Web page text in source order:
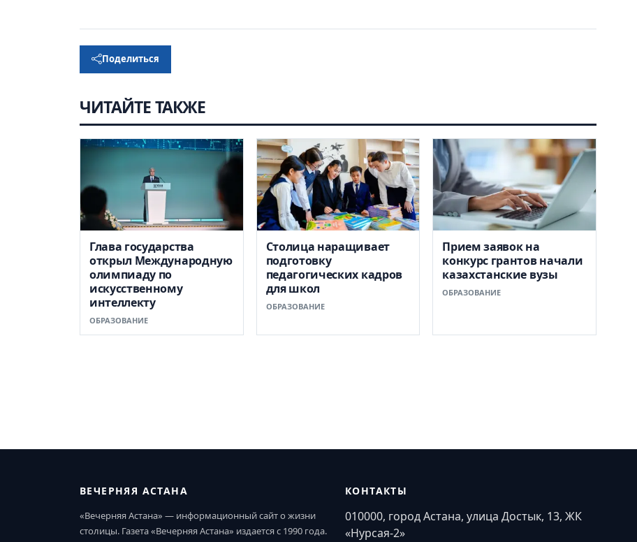
Поделиться
ЧИТАЙТЕ ТАКЖЕ
Глава государства
открыл Международную
олимпиаду по
искусственному
интеллекту
ОБРАЗОВАНИЕ
Столица наращивает
подготовку
педагогических кадров
для школ
ОБРАЗОВАНИЕ
Прием заявок на
конкурс грантов начали
казахстанские вузы
ОБРАЗОВАНИЕ
ВЕЧЕРНЯЯ АСТАНА
«Вечерняя Астана» — информационный сайт о жизни
столицы. Газета «Вечерняя Астана» издается с 1990 года.
КОНТАКТЫ
010000, город Астана, улица Достык, 13, ЖК
«Нурсая-2»